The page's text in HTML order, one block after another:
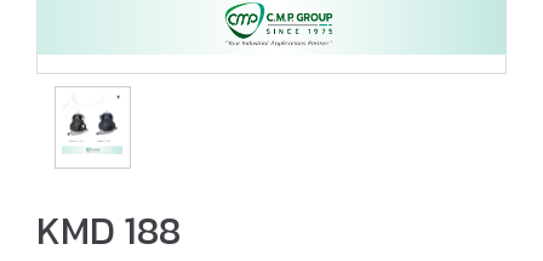
KMD 188